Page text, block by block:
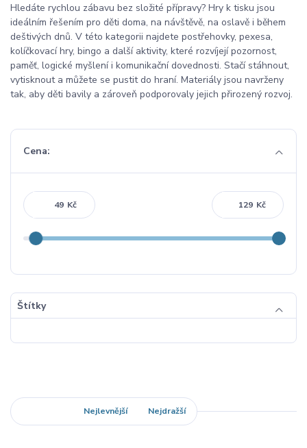
Hledáte rychlou zábavu bez složité přípravy? Hry k tisku jsou
ideálním řešením pro děti doma, na návštěvě, na oslavě i během
deštivých dnů. V této kategorii najdete postřehovky, pexesa,
kolíčkovací hry, bingo a další aktivity, které rozvíjejí pozornost,
paměť, logické myšlení i komunikační dovednosti. Stačí stáhnout,
vytisknout a můžete se pustit do hraní. Materiály jsou navrženy
tak, aby děti bavily a zároveň podporovaly jejich přirozený rozvoj.
Cena:
Kč Kč
Štítky
Nejlevnější Nejdražší